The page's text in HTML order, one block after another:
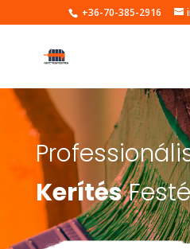
+36-70-385-2916
Kerítés